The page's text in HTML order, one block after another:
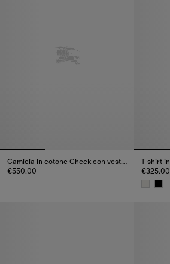
Camicia in cotone Check con vestibilità comoda
€550.00
Camicia in cotone Check con vestibilità
€325.00